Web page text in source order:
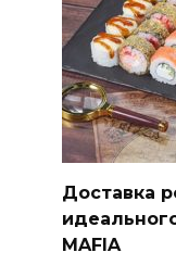
Доставка
MAFIA